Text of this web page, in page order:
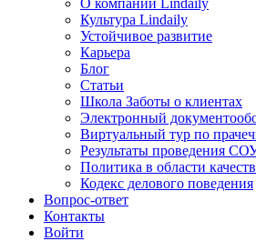
О компании Lindaily
Культура Lindaily
Устойчивое развитие
Карьера
Блог
Статьи
Школа Заботы о клиентах
Электронный
Виртуальный тур по
Результаты проведения
Политика в области
Кодекс делового поведения
Вопрос-ответ
Контакты
Войти